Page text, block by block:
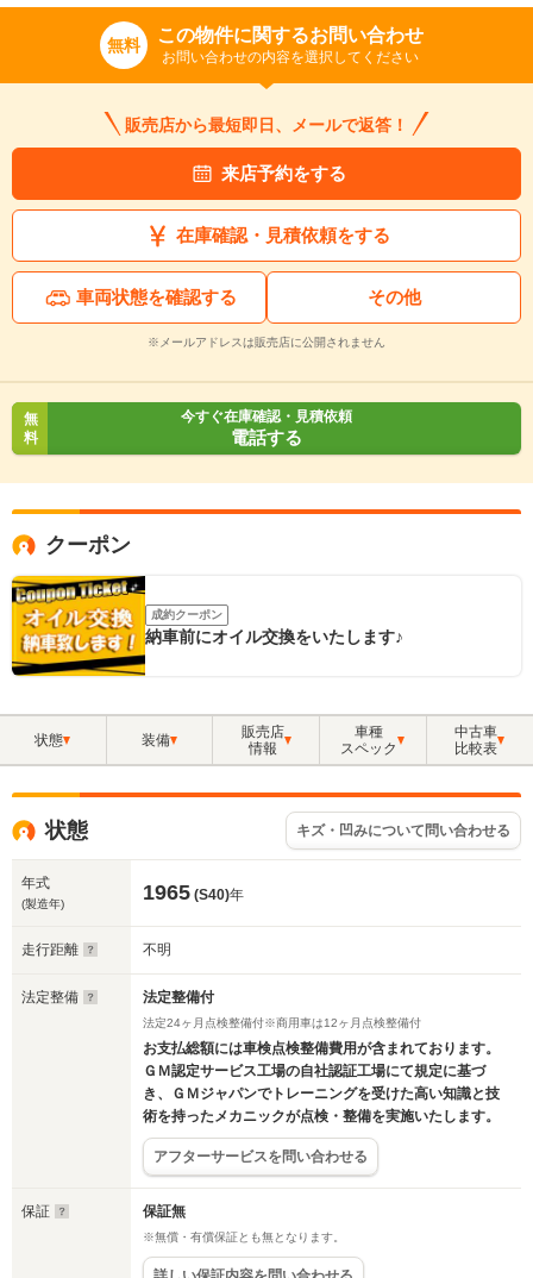
無料 この物件に関するお問い合わせ
お問い合わせの内容を選択してください
販売店から最短即日、メールで返答！
来店予約をする
在庫確認・見積依頼をする
車両状態を確認する その他
※メールアドレスは販売店に公開されません
無
料
今すぐ在庫確認・見積依頼
電話する
クーポン
成約クーポン
納車前にオイル交換をいたします♪
状態 装備
販売店
情報
車種
スペック
中古車
比較表
状態 キズ・凹みについて問い合わせる
年式
(製造年) 1965 (S40)年
走行距離 不明
法定整備 法定整備付
法定24ヶ月点検整備付※商用車は12ヶ月点検整備付
お支払総額には車検点検整備費用が含まれております。
ＧＭ認定サービス工場の自社認証工場にて規定に基づ
き、ＧＭジャパンでトレーニングを受けた高い知識と技
術を持ったメカニックが点検・整備を実施いたします。
アフターサービスを問い合わせる
保証 保証無
※無償・有償保証とも無となります。